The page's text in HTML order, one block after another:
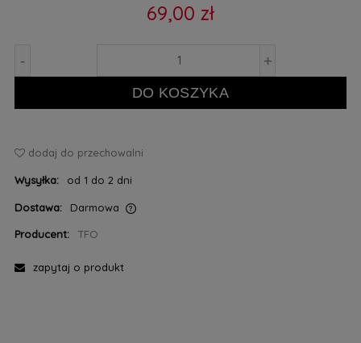
69,00 zł
- +
DO KOSZYKA
dodaj do przechowalni
Wysyłka: od 1 do 2 dni
Dostawa:
Darmowa
Producent:
TFO
zapytaj o produkt